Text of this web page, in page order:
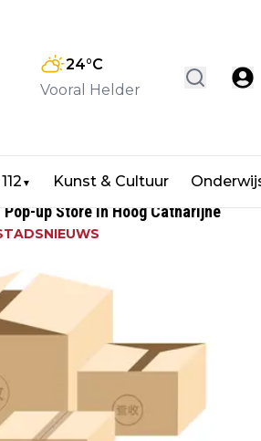
24°C
Vooral Helder
112 ▼ Kunst & Cultuur
Pop-up Store in Hoog Catharijne